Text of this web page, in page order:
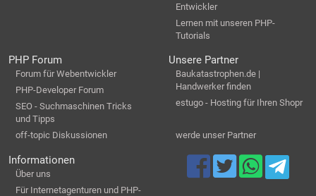
Entwickler
Lernen mit unseren PHP-
Tutorials
PHP Forum
Forum für Webentwickler
PHP-Developer Forum
SEO - Suchmaschinen Tricks
und Tipps
off-topic Diskussionen
Unsere Partner
Baukatastrophen.de |
Handwerker finden
estugo - Hosting für Ihren Shopr
werde unser Partner
Informationen
Über uns
Für Internetagenturen und PHP-